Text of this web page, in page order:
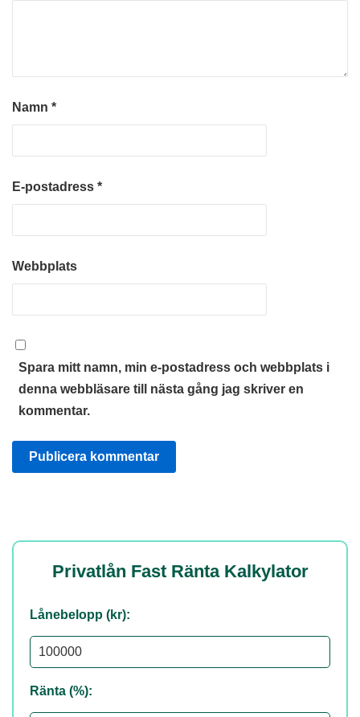
Namn *
E-postadress *
Webbplats
Spara mitt namn, min e-postadress och webbplats i
denna webbläsare till nästa gång jag skriver en
kommentar.
Privatlån Fast Ränta Kalkylator
Lånebelopp (kr):
Ränta (%):